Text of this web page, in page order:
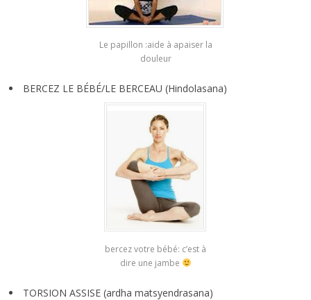
Le papillon :aide à apaiser la
douleur
BERCEZ LE BÉBÉ/LE BERCEAU (Hindolasana)
bercez votre bébé: c’est à
dire une jambe
TORSION ASSISE (ardha matsyendrasana)